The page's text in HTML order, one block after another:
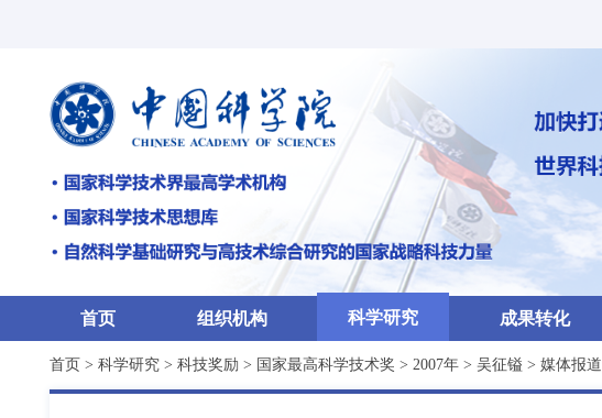
首页 组织机构 科学研究 成果转化
首页 > 科学研究 > 科技奖励 > 国家最高科学技术奖 > 2007年 > 吴征镒 > 媒体报道